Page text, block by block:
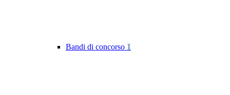
Bandi di concorso 1